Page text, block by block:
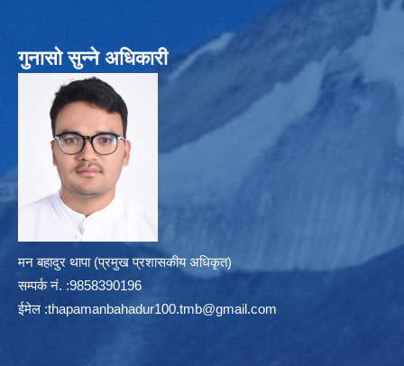
गुनासो सुन्ने अधिकारी
मन बहादुर थापा (प्रमुख प्रशासकीय अधिकृत)
सम्पर्क न‌ं. :9858390196
ईमेल :thapamanbahadur100.tmb@gmail.com